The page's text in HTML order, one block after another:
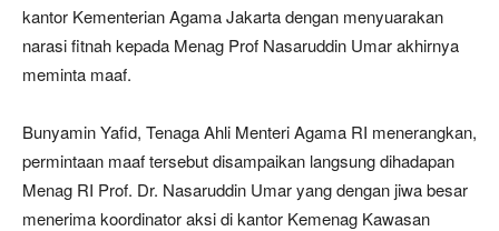
kantor Kementerian Agama Jakarta dengan menyuarakan
narasi fitnah kepada Menag Prof Nasaruddin Umar akhirnya
meminta maaf.
Bunyamin Yafid, Tenaga Ahli Menteri Agama RI menerangkan,
permintaan maaf tersebut disampaikan langsung dihadapan
Menag RI Prof. Dr. Nasaruddin Umar yang dengan jiwa besar
menerima koordinator aksi di kantor Kemenag Kawasan